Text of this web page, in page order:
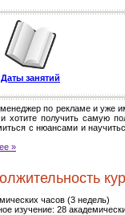
Даты занятий
по рекламе и уже
хотите получить самую
с нюансами и
»
часов (3 недель)
изучение: 28